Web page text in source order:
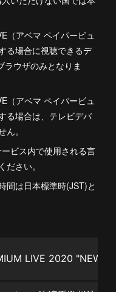
（アベマ ペイパービュ
場合に視聴できるデ
ウザのみとなりま
（アベマ ペイパービュ
場合は、テレビデバ
。
ビス内で使用される言
さい。
間は日本標準時(JST)と